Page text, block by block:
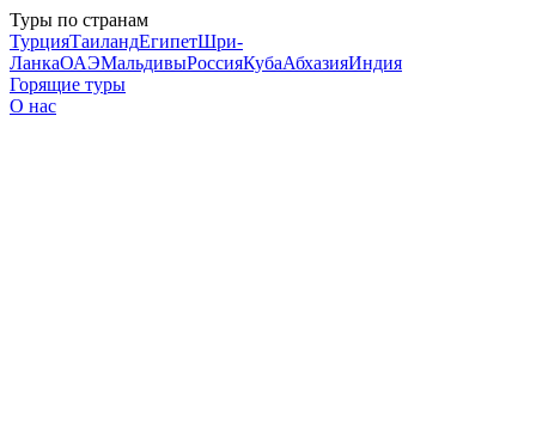
Туры по странам
ТурцияТаиландЕгипетШри-
ЛанкаОАЭМальдивыРоссияКубаАбхазияИндия
Горящие туры
О нас